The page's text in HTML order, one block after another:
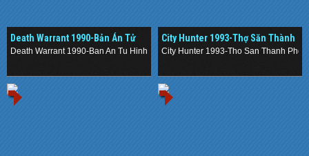
Death Warrant 1990-Bản Án Tử
Hình
Death Warrant 1990-Ban An Tu Hinh
City Hunter 1993-Thợ Săn Thành
Phố
City Hunter 1993-Tho San Thanh Pho